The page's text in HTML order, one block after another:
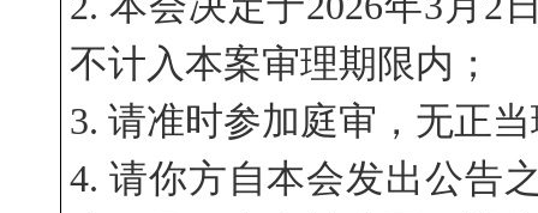
不计入本案审理期限内；
3. 请准时参加庭审，无正
4. 请你方自本会发出公告